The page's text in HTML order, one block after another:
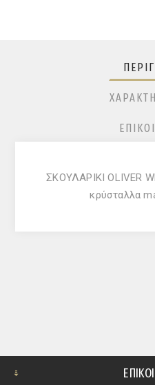
ΣΚΟΥΛΑΡΙΚΙ OLIVER
κρύσταλλα